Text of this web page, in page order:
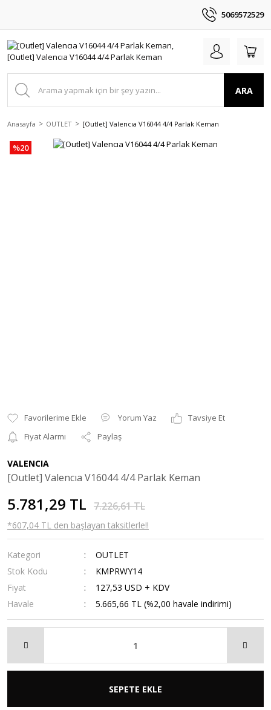
5069572529
ARA
Anasayfa OUTLET [Outlet] Valencıa V16044 4/4 Parlak Keman
%20
Yorum Yaz
Tavsiye Et
Fiyat Alarmı
Paylaş
VALENCIA
[Outlet] Valencıa V16044 4/4 Parlak Keman
5.781,29 TL 7.226,61 TL
*607,04 TL den başlayan taksitlerle!!
Kategori
OUTLET
Stok Kodu
KMPRWY14
Fiyat
127,53 USD + KDV
Havale
5.665,66 TL (%2,00 havale indirimi)
SEPETE EKLE